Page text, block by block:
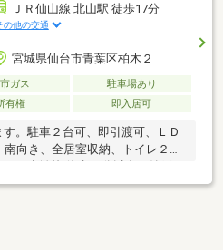
ＪＲ仙山線 北山駅 徒歩17分
の他の交通
宮城県仙台市青葉区柏木２
ガス
駐車場あり
有権 即入居可
。駐車２台可、即引渡可、ＬＤ
向き、全居室収納、トイレ２ヶ